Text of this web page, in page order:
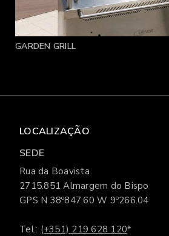
GARDEN GRILL
LOCALIZAÇÃO
SEDE
Rua da Boavista
2715.851 Almargem do Bispo
GPS N 38º847.60 W 9º266.04
Tel.: (+351) 219 628 120*